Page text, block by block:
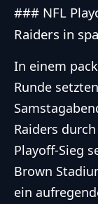
### NFL
Raiders in
In einem
Runde
Raiders
Playoff-Sieg
Brown
ein